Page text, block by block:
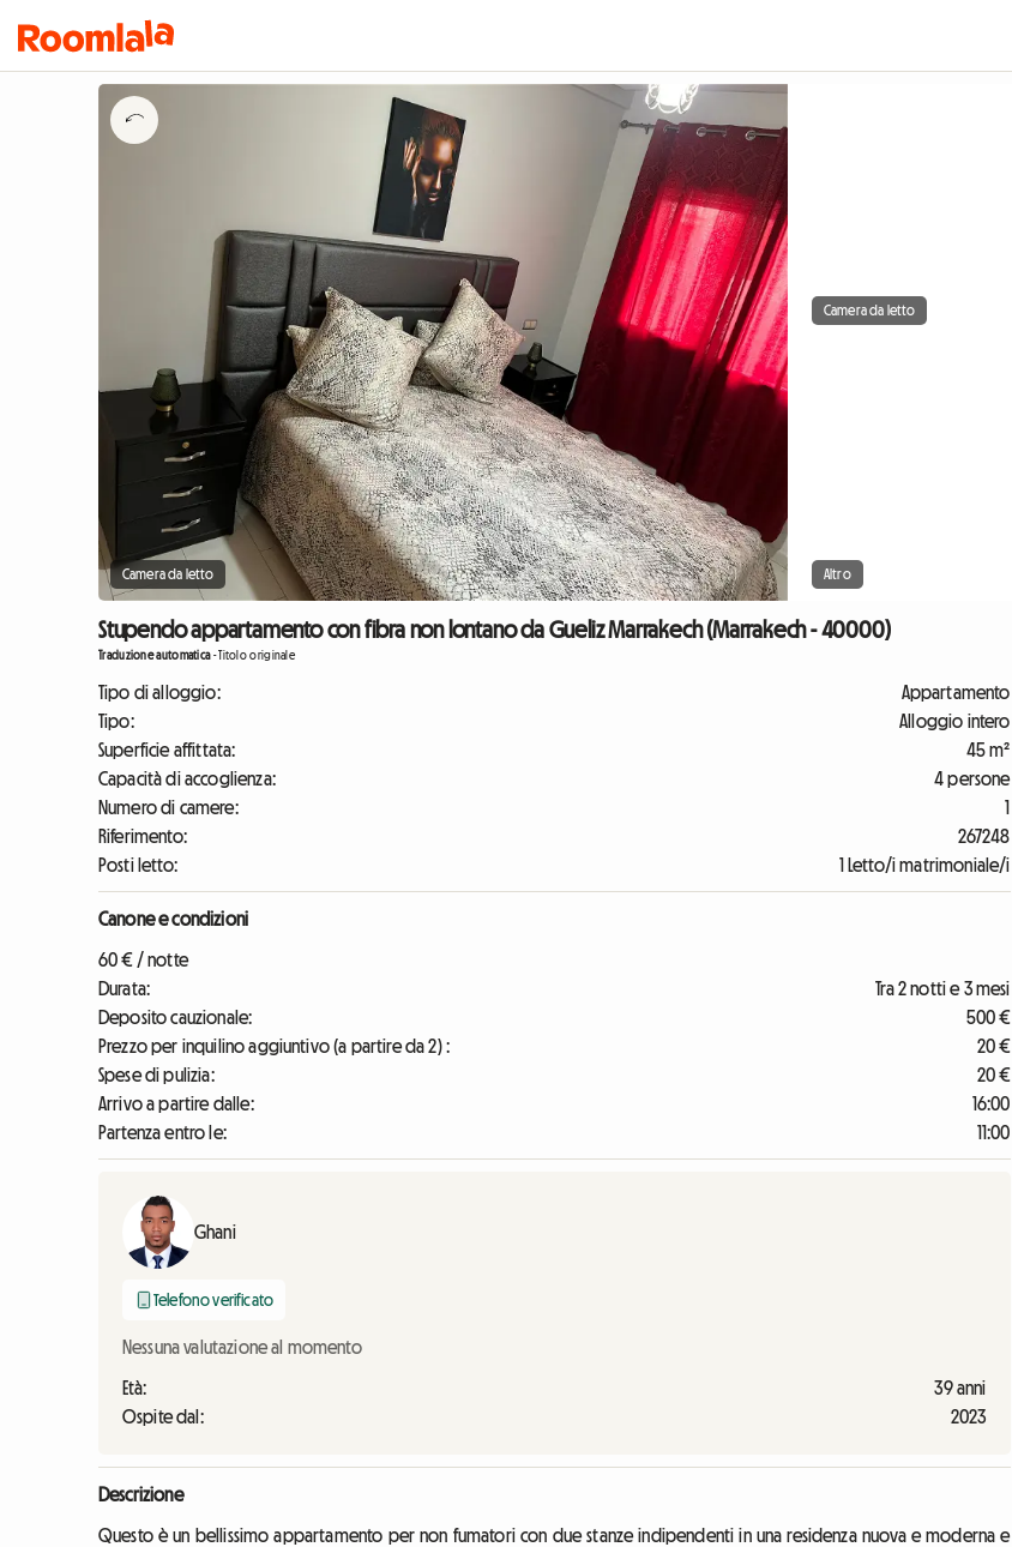
Camera da letto
Camera da letto
Altro
Stupendo appartamento con fibra non lontano da Gueliz Marrakech (Marrakech - 40000)
Traduzione automatica-Titolo originale
Tipo di alloggio:
Appartamento
Tipo:
Alloggio intero
Superficie affittata:
45 m²
Capacità di accoglienza:
4 persone
Numero di camere:
1
Riferimento:
267248
Posti letto:
1 Letto/i matrimoniale/i
Canone e condizioni
60 € / notte
Durata:
Tra 2 notti e 3 mesi
Deposito cauzionale:
500 €
Prezzo per inquilino aggiuntivo (a partire da 2) :
20 €
Spese di pulizia:
20 €
Arrivo a partire dalle:
16:00
Partenza entro le:
11:00
Ghani
Telefono verificato
Nessuna valutazione al momento
Età:
39 anni
Ospite dal:
2023
Descrizione
Questo è un bellissimo appartamento per non fumatori con due stanze indipendenti in una residenza nuova e moderna e